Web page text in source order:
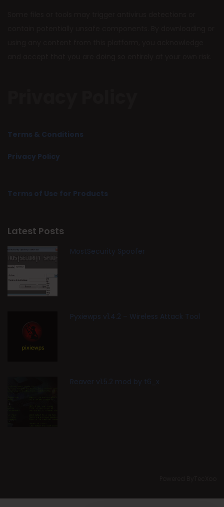
Terms & Conditions
Privacy Policy
Terms of Use for Products
Latest Posts
MostSecurity Spoofer
Pyxiewps v1.4.2 – Wireless Attack Tool
Reaver v1.5.2 mod by t6_x